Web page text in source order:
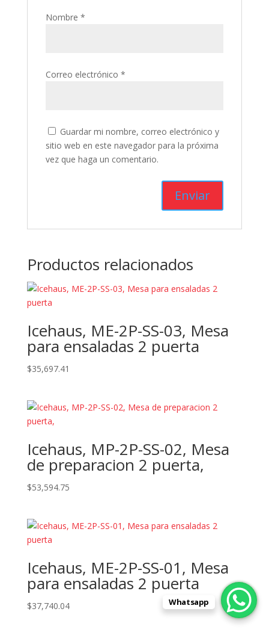
Nombre *
Correo electrónico *
Guardar mi nombre, correo electrónico y
sitio web en este navegador para la próxima
vez que haga un comentario.
Productos relacionados
Icehaus, ME-2P-SS-03, Mesa
para ensaladas 2 puerta
$35,697.41
Icehaus, MP-2P-SS-02, Mesa
de preparacion 2 puerta,
$53,594.75
Icehaus, ME-2P-SS-01, Mesa
para ensaladas 2 puerta
$37,740.04 Whatsapp